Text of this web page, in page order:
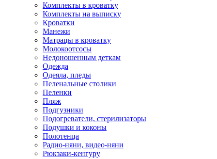
Комплекты в кроватку
Комплекты на выписку
Кроватки
Манежи
Матрацы в кроватку
Молокоотсосы
Недоношенным деткам
Одежда
Одеяла, пледы
Пеленальные столики
Пеленки
Пляж
Подгузники
Подогреватели, стерилизаторы
Подушки и коконы
Полотенца
Радио-няни, видео-няни
Рюкзаки-кенгуру